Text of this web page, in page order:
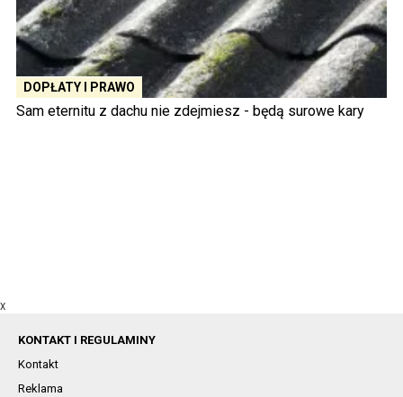
DOPŁATY I PRAWO
Sam eternitu z dachu nie zdejmiesz - będą surowe kary
X
KONTAKT I REGULAMINY
Kontakt
Reklama